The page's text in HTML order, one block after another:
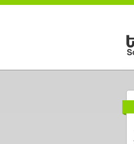
Direkt zum Inhalt